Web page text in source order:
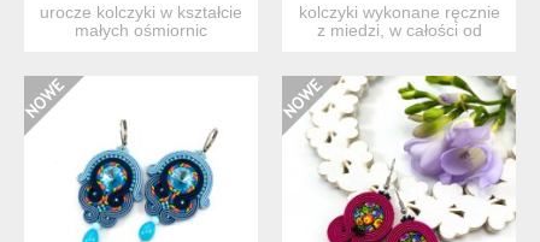
urocze kolczyki w kształcie
małych ośmiornic
kolczyki wykonane ręcznie
z miedzi, w całości od